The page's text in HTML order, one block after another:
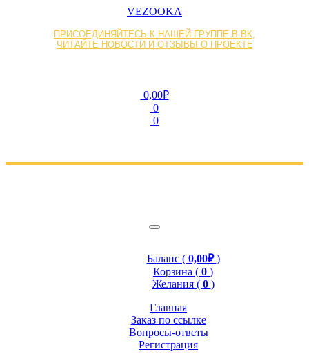
VEZOOKA
ПРИСОЕДИНЯЙТЕСЬ К НАШЕЙ ГРУППЕ В ВК,
ЧИТАЙТЕ НОВОСТИ И ОТЗЫВЫ О ПРОЕКТЕ
0,00₽
0
0
Баланс ( 0,00₽)
Корзина ( 0 )
Желания ( 0 )
Главная
Заказ по ссылке
Вопросы-ответы
Регистрация